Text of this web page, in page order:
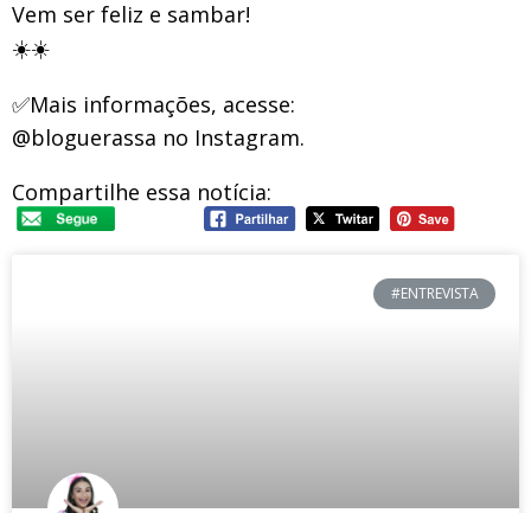
Vem ser feliz e sambar!
☀️☀️
✅Mais informações, acesse:
@bloguerassa no Instagram.
Compartilhe essa notícia:
#ENTREVISTA